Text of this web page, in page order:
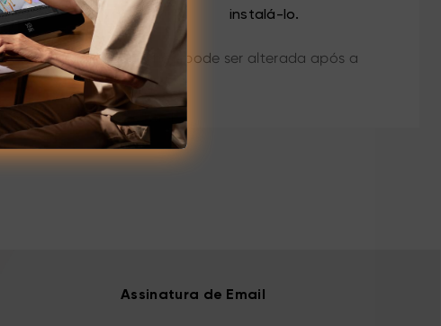
instalá-lo.
Sua escolha não pode ser alterada após a
forum-65.html
Assinatura de Email